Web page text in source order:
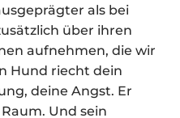
als bei
über ihren
aufnehmen, die wir
Hund riecht dein
deine Angst. Er
Und sein